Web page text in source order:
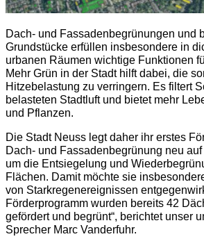
Dach- und Fassadenbegrünungen und
Grundstücke erfüllen insbesondere in
urbanen Räumen wichtige Funktionen
Mehr Grün in der Stadt hilft dabei, die
Hitzebelastung zu verringern. Es filtert
belasteten Stadtluft und bietet mehr
und Pflanzen.
Die Stadt Neuss legt daher ihr erstes
Dach- und Fassadenbegrünung neu
um die Entsiegelung und
Flächen. Damit möchte sie
von Starkregenereignissen
Förderprogramm wurden bereits 42
gefördert und begrünt“, berichtet unser
Sprecher Marc Vanderfuhr.